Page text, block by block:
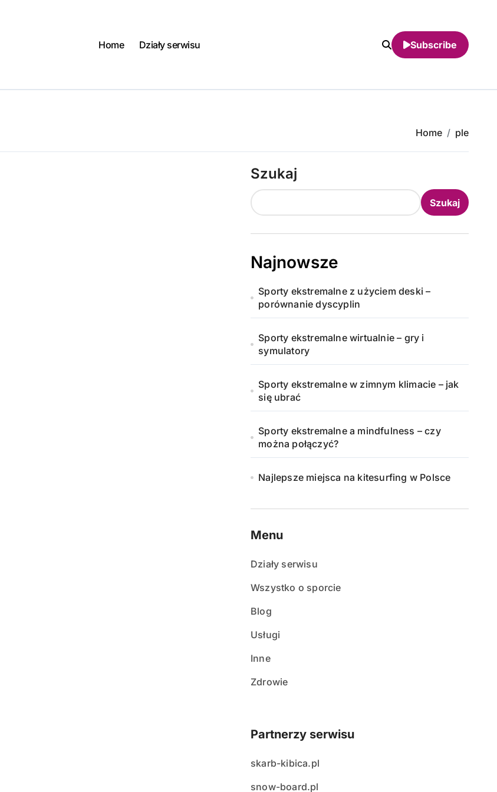
Home Działy serwisu Subscribe
Home ple
Szukaj
Szukaj
Najnowsze
Sporty ekstremalne z użyciem deski –
porównanie dyscyplin
Sporty ekstremalne wirtualnie – gry i
symulatory
Sporty ekstremalne w zimnym klimacie – jak
się ubrać
Sporty ekstremalne a mindfulness – czy
można połączyć?
Najlepsze miejsca na kitesurfing w Polsce
Menu
Działy serwisu
Wszystko o sporcie
Blog
Usługi
Inne
Zdrowie
Partnerzy serwisu
skarb-kibica.pl
snow-board.pl